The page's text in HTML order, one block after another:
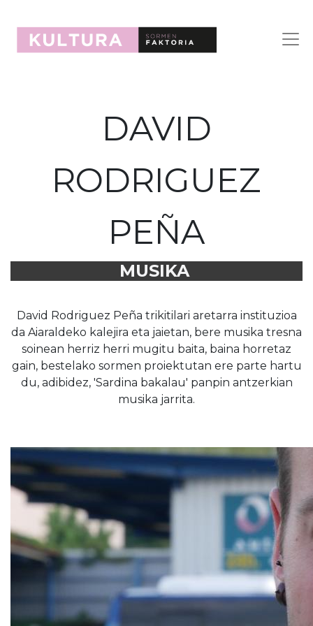
DAVID
RODRIGUEZ
PEÑA
MUSIKA
David Rodriguez Peña trikitilari aretarra instituzioa
da Aiaraldeko kalejira eta jaietan, bere musika tresna
soinean herriz herri mugitu baita, baina horretaz
gain, bestelako sormen proiektutan ere parte hartu
du, adibidez, 'Sardina bakalau' panpin antzerkian
musika jarrita.